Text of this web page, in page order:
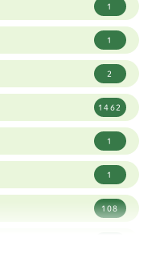
1
1
2
1462
1
1
108